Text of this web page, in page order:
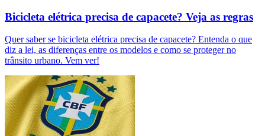
Bicicleta elétrica precisa de capacete? Veja as regras
Quer saber se bicicleta elétrica precisa de capacete? Entenda o que
diz a lei, as diferenças entre os modelos e como se proteger no
trânsito urbano. Vem ver!